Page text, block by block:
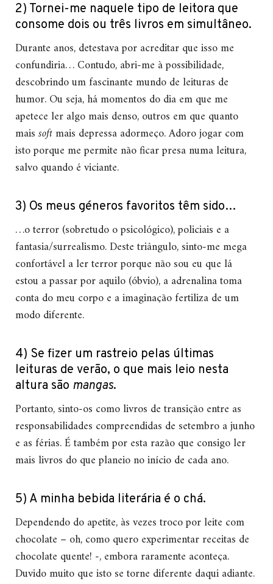
2) Tornei-me naquele tipo de leitora que
consome dois ou três livros em simultâneo.
Durante anos, detestava por acreditar que isso me
confundiria… Contudo, abri-me à possibilidade,
descobrindo um fascinante mundo de leituras de
humor. Ou seja, há momentos do dia em que me
apetece ler algo mais denso, outros em que quanto
maissoftmais depressa adormeço. Adoro jogar com
isto porque me permite não ficar presa numa leitura,
salvo quando é viciante.
3) Os meus géneros favoritos têm sido…
…o terror (sobretudo o psicológico), policiais e a
fantasia/surrealismo. Deste triângulo, sinto-me mega
confortável a ler terror porque não sou eu que lá
estou a passar por aquilo (óbvio), a adrenalina toma
conta do meu corpo e a imaginação fertiliza de um
modo diferente.
4) Se fizer um rastreio pelas últimas
leituras de verão, o que mais leio nesta
altura são mangas.
Portanto, sinto-os como livros de transição entre as
responsabilidades compreendidas de setembro a junho
e as férias. É também por esta razão que consigo ler
mais livros do que planeio no início de cada ano.
5) A minha bebida literária é o chá.
Dependendo do apetite, às vezes troco por leite com
chocolate – oh, como quero experimentar receitas de
chocolate quente! -, embora raramente aconteça.
Duvido muito que isto se torne diferente daqui adiante.